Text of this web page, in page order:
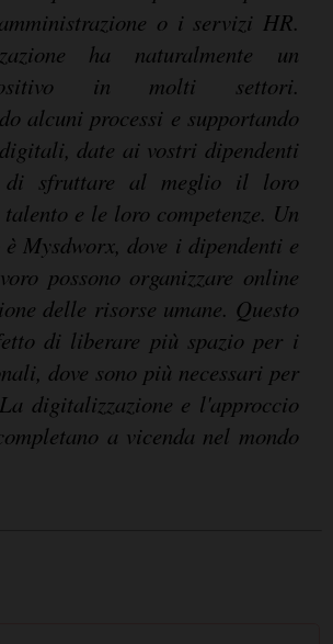
o i servizi HR.
ha naturalmente un
in molti settori.
alcuni processi e supportando
date ai vostri dipendenti
di sfruttare al meglio il loro
e le loro competenze. Un
è Mysdworx, dove i dipendenti e
possono organizzare online
delle risorse umane. Questo
di liberare più spazio per i
dove sono più necessari per
digitalizzazione e l'approccio
a vicenda nel mondo